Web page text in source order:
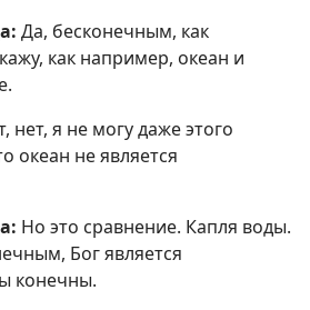
Да, бесконечным, как
как например, океан и
нет, я не могу даже этого
океан не является
Но это сравнение. Капля воды.
Бог является
конечны.